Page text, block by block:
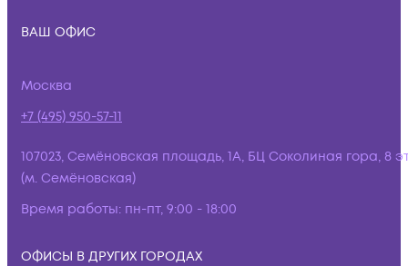
ВАШ ОФИС
Москва
+7 (495) 950-57-11
107023, Семёновская площадь, 1А, БЦ Соколиная гора, 8
(м. Семёновская)
Время работы: пн-пт, 9:00 - 18:00
ОФИСЫ В ДРУГИХ ГОРОДАХ